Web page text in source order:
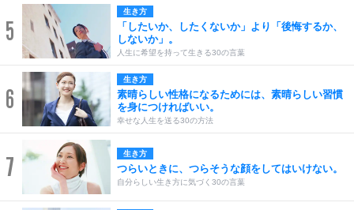
5
生き方
「したいか、したくないか」より「後悔するか、
しないか」。
人生に希望を持って生きる30の言葉
6
生き方
素晴らしい性格になるためには、素晴らしい習慣
を身につければいい。
幸せな人生を送る30の方法
7 生き方
つらいときに、つらそうな顔をしてはいけない。
自分らしい生き方に気づく30の言葉